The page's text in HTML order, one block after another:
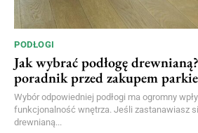
PODŁOGI
Jak wybrać podłogę
poradnik przed zakupem
Wybór odpowiedniej podłogi ma ogromny
funkcjonalność wnętrza. Jeśli zastanawiasz
drewnianą...